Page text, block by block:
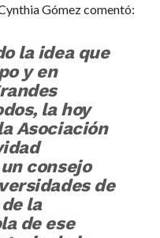
Gómez comentó:
la idea que
y en
la hoy
Asociación
consejo
de
la
de ese